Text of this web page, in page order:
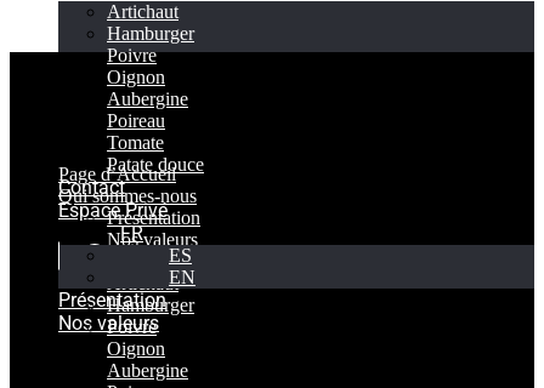
Artichaut
Hamburger
Poivre
Oignon
Aubergine
Poireau
Tomate
Patate douce
Contact
Espace Privé
FR
ES
EN
Présentation
Nos valeurs
Page d’Accueil
Qui sommes-nous
Présentation
Nos valeurs
Productos
Artichaut
Hamburger
Poivre
Oignon
Aubergine